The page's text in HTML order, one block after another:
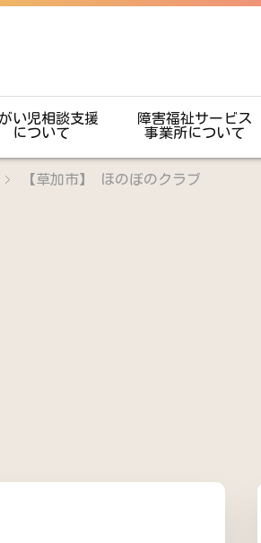
い児相談支援
について
障害福祉サービス
事業所について
【草加市】 ほのぼのクラブ